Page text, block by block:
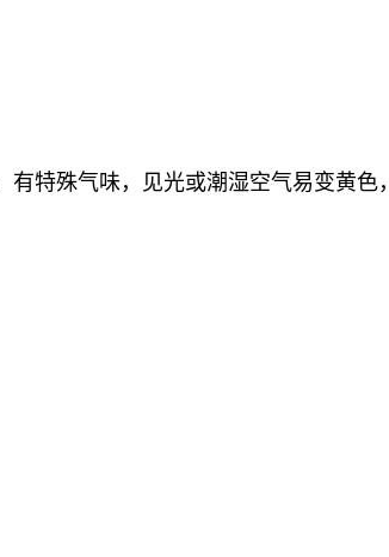
特殊气味，见光或潮湿空气易变黄色，